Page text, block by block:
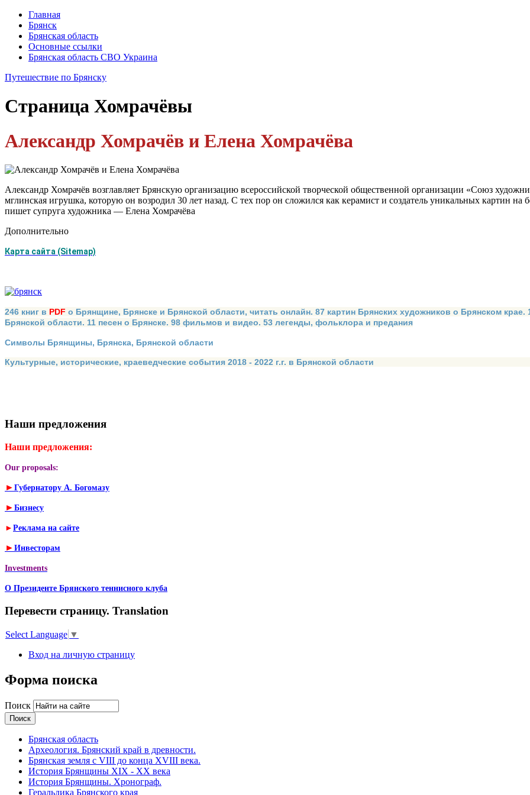
Главная
Брянск
Брянская область
Основные ссылки
Брянская область СВО Украина
Путешествие по Брянску
Страница Хомрачёвы
Александр Хомрачёв и Елена Хомрачёва
Александр Хомрачёв возглавляет Брянскую организацию всероссийской творческой общественной организации «Союз
мглинская игрушка, которую он возродил 30 лет назад. С тех пор он сложился как керамист и создатель уникальных картин
пишет супруга художника — Елена Хомрачёва
Дополнительно
Карта сайта (Sitemap)
246 книг в PDF о Брянщине, Брянске и Брянской области, читать онлайн. 87 картин Брянских художников о Брянском
Брянской области. 11 песен о Брянске. 98 фильмов и видео. 53 легенды, фольклора и предания
Символы Брянщины, Брянска, Брянской области
Культурные, исторические, краеведческие события 2018 - 2022 г.г. в Брянской области
Наши предложения
Наши предложения:
Our proposals:
► Губернатору А. Богомазу
► Бизнесу
► Реклама на сайте
► Инвесторам
Investments
О Президенте Брянского теннисного клуба
Перевести страницу. Translation
Select Language ▼
Вход на личную страницу
Форма поиска
Поиск
Брянская область
Археология. Брянский край в древности.
Брянская земля с VIII до конца XVIII века.
История Брянщины XIX - XX века
История Брянщины. Хронограф.
Геральдика Брянского края